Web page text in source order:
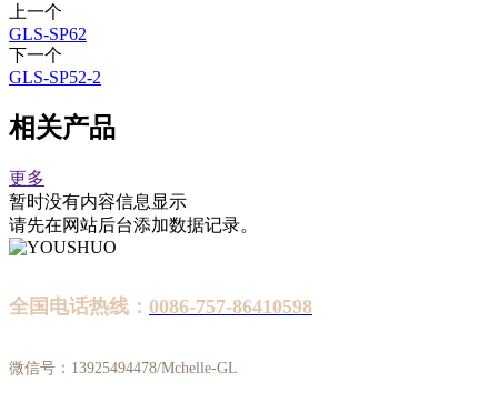
上一个
GLS-SP62
下一个
GLS-SP52-2
相关产品
更多
暂时没有内容信息显示
请先在网站后台添加数据记录。
全国电话热线： 0086-757-86410598
微信号：13925494478/Mchelle-GL